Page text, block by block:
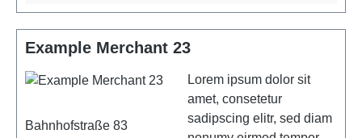
Example Merchant 23
Bahnhofstraße 83
Lorem ipsum dolor sit
amet, consetetur
sadipscing elitr, sed diam